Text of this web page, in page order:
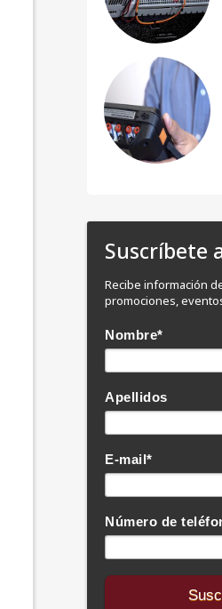
Suscríbete
Recibe información
promociones,
Nombre*
Apellidos
E-mail*
Número de